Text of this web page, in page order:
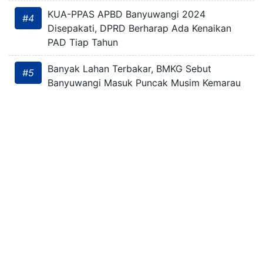
#4
KUA-PPAS APBD Banyuwangi 2024
Disepakati, DPRD Berharap Ada Kenaikan
PAD Tiap Tahun
#5
Banyak Lahan Terbakar, BMKG Sebut
Banyuwangi Masuk Puncak Musim Kemarau